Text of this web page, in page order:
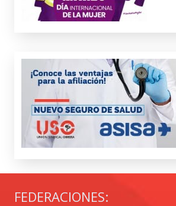
FEDERACIONES: